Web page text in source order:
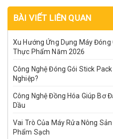
BÀI VIẾT LIÊN QUAN
Xu Hướng Ứng Dụng Máy Đóng
Thực Phẩm Năm 2026
Công Nghệ Đóng Gói Stick
Nghiệp?
Công Nghệ Đồng Hóa Giúp Bơ
Dầu
Vai Trò Của Máy Rửa Nông
Phẩm Sạch